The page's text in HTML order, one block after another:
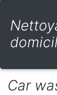
Car